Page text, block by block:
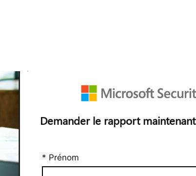
Demander le rapport maintenant
* Prénom